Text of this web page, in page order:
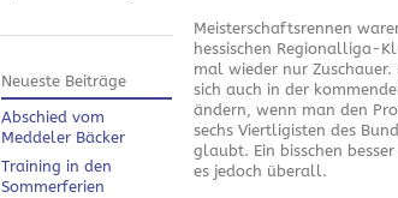
Neueste Beiträge
Abschied vom
Meddeler Bäcker
Training in den
Sommerferien
Meisterschaftsrennen
hessischen Regionalliga-
mal wieder nur Zuschauer.
sich auch in der
ändern, wenn man den
sechs Viertligisten des
glaubt. Ein bisschen
es jedoch überall.